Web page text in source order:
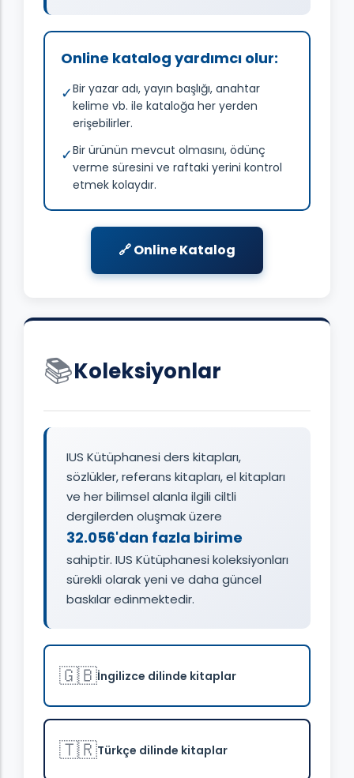
Online katalog yardımcı olur:
✓Bir yazar adı, yayın başlığı, anahtar
kelime vb. ile kataloğa her yerden
erişebilirler.
✓Bir ürünün mevcut olmasını, ödünç
verme süresini ve raftaki yerini kontrol
etmek kolaydır.
🔗 Online Katalog
📚Koleksiyonlar
IUS Kütüphanesi ders kitapları,
sözlükler, referans kitapları, el kitapları
ve her bilimsel alanla ilgili ciltli
dergilerden oluşmak üzere
32.056'dan fazla birime
sahiptir. IUS Kütüphanesi koleksiyonları
sürekli olarak yeni ve daha güncel
baskılar edinmektedir.
🇬🇧İngilizce dilinde kitaplar
🇹🇷Türkçe dilinde kitaplar